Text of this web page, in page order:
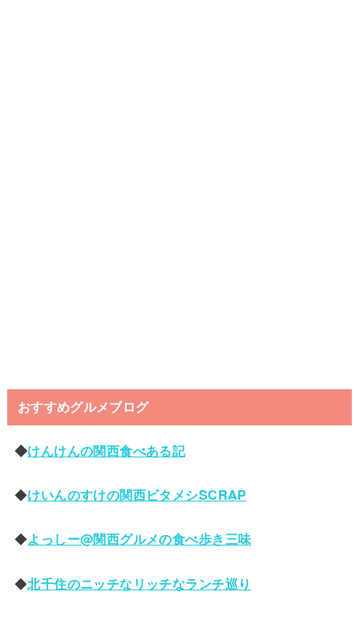
おすすめグルメブログ
◆けんけんの関西食べある記
◆けいんのすけの関西ビタメシSCRAP
◆よっしー@関西グルメの食べ歩き三味
◆北千住のニッチなリッチなランチ巡り